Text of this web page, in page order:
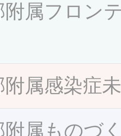
附属フロン
附属感染症
附属ものづ